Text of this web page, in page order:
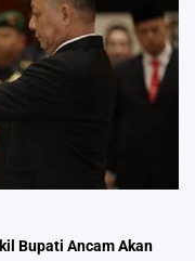
Bupati Ancam Akan